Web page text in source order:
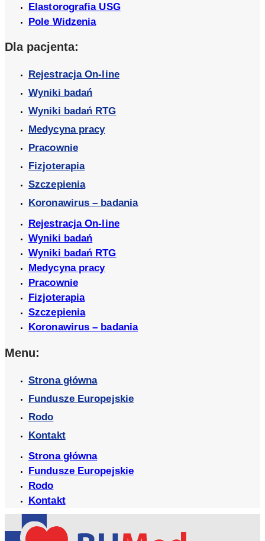
Elastorografia USG
Pole Widzenia
Dla pacjenta:
Rejestracja On-line
Wyniki badań
Wyniki badań RTG
Medycyna pracy
Pracownie
Fizjoterapia
Szczepienia
Koronawirus – badania
Rejestracja On-line
Wyniki badań
Wyniki badań RTG
Medycyna pracy
Pracownie
Fizjoterapia
Szczepienia
Koronawirus – badania
Menu:
Strona główna
Fundusze Europejskie
Rodo
Kontakt
Strona główna
Fundusze Europejskie
Rodo
Kontakt